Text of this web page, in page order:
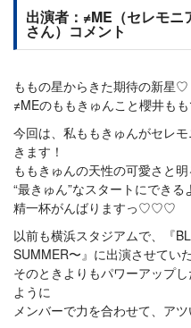
出演者：≠ME（セレモニ
さん）コメント
ももの星からきた期待の新星♡
≠MEのももきゅんこと櫻井も
今回は、私ももきゅんがセレ
きます！
ももきゅんの天性の可愛さと
“最きゅん”なスタートにでき
精一杯がんばりますっ♡♡♡
以前も横浜スタジアムで、『
SUMMER〜』に出演させてい
そのときよりもパワーアップ
ように
メンバーで力を合わせて、ア